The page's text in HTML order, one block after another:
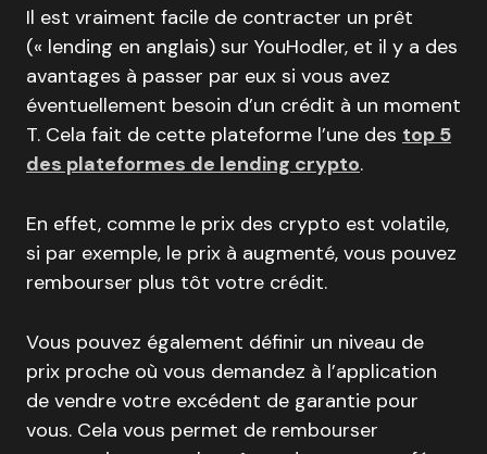
Il est vraiment facile de contracter un prêt
(« lending en anglais) sur YouHodler, et il y a des
avantages à passer par eux si vous avez
éventuellement besoin d’un crédit à un moment
T. Cela fait de cette plateforme l’une des top 5
des plateformes de lending crypto.
En effet, comme le prix des crypto est volatile,
si par exemple, le prix à augmenté, vous pouvez
rembourser plus tôt votre crédit.
Vous pouvez également définir un niveau de
prix proche où vous demandez à l’application
de vendre votre excédent de garantie pour
vous. Cela vous permet de rembourser